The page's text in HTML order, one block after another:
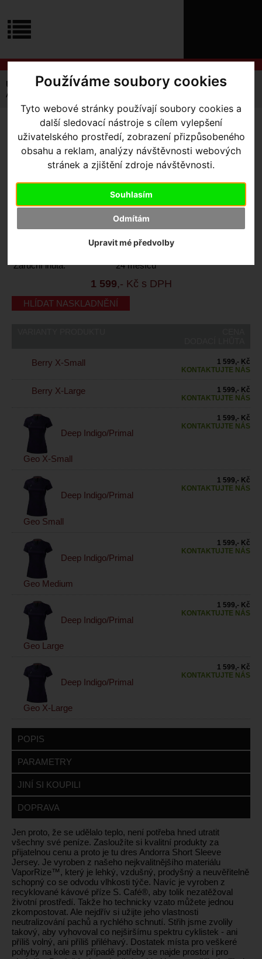
Používáme soubory cookies
Tyto webové stránky používají soubory cookies a
další sledovací nástroje s cílem vylepšení
uživatelského prostředí, zobrazení přizpůsobeného
obsahu a reklam, analýzy návštěvnosti webových
stránek a zjištění zdroje návštěvnosti.
Souhlasím
Odmítám
Upravit mé předvolby
O
REGISTRACE
ZTRATILI
Úvodní strana Výbava pro jezdce Dresy
Pánské
Andorra Short Sleeve Jersey
ANDORRA SHORT SLEEVE
JERSEY- Berry X-Small
Specialized
Kód výrobce:
64118-9401
Ano, u dodavatele
Záruční lhůta: 24 měsíců
1 599,- Kč s DPH
HLÍDAT NASKLADNĚNÍ
Berry X-Small
1 599,- Kč
KONTAKTUJTE NÁS
Berry X-Large
1 599,- Kč
KONTAKTUJTE NÁS
Deep Indigo/Primal
Geo X-Small
1 599,- Kč
KONTAKTUJTE NÁS
Deep Indigo/Primal
Geo Small
1 599,- Kč
KONTAKTUJTE NÁS
Deep Indigo/Primal
Geo Medium
1 599,- Kč
KONTAKTUJTE NÁS
Deep Indigo/Primal
Geo Large
1 599,- Kč
KONTAKTUJTE NÁS
Deep Indigo/Primal
Geo X-Large
1 599,- Kč
KONTAKTUJTE NÁS
POPIS
PARAMETRY
JINÍ SI KOUPILI
DOPRAVA
Jen proto, že se udělalo teplo, není potřeba hned utratit
všechny své peníze. Zasloužíte si kvalitní produkty za
přijatelnou cenu a proto je tu dres Andorra Short Sleeve
Jersey. Je vyroben z našeho nejkvalitnějšího materiálu
VaporRize™, který je lehký, vzdušný, prodyšný a neuvěřitelně
schopný co se odvodu vlhkosti týče. Navíc je vyroben z
recyklované kávové příze S. Café®, aby tolik nezatěžoval
životní prostředí. Takže ho technicky vzato můžete jednou
zkompostovat. Ale nejdřív si užijte jeho vlastnosti
neutralizování pachů a rychlého schnutí. Střih jsme zvolily
takový, aby vyhovoval co nejširšímu spektru cyklistek - ani
příliš volný, ani příliš přiléhavý. Dostatek místa pro veškeré
pohyby na kole a v případě potřeby se najde prostor i pro